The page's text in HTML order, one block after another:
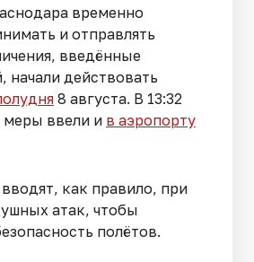
временно
и отправлять
введённые
начали действовать
8 августа. В 13:32
меры ввели и в аэропорту
как правило, при
атак, чтобы
полётов.